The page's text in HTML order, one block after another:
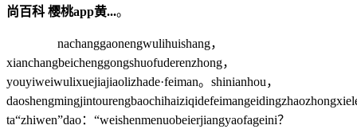
尚百科 樱桃app黄...。
nachanggaonengwulihuishang，
xianchangbeichenggongshuofuderenzhong，
youyiweiwulixuejiajiaolizhade·feiman。shinianhou，
ta“zhiwen”dao：“weishenmenuobeierjiangyaofageini？